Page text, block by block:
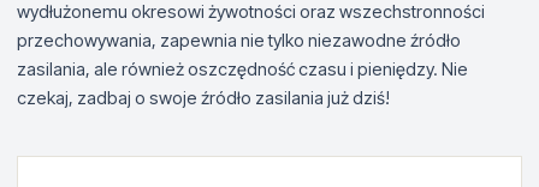
wydłużonemu okresowi żywotności oraz wszechstronności
przechowywania, zapewnia nie tylko niezawodne źródło
zasilania, ale również oszczędność czasu i pieniędzy. Nie
czekaj, zadbaj o swoje źródło zasilania już dziś!